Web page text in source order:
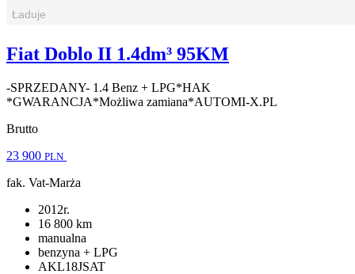
Fiat Doblo II 1.4dm³ 95KM
-SPRZEDANY- 1.4 Benz + LPG*HAK
*GWARANCJA*Możliwa zamiana*AUTOMI-X.PL
Brutto
23 900 PLN
fak. Vat-Marża
2012r.
16 800 km
manualna
benzyna + LPG
AKL18JSAT